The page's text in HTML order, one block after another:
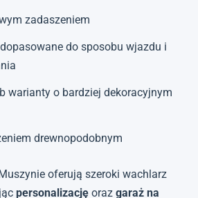
zadaszeniem
do sposobu wjazdu i
warianty o bardziej dekoracyjnym
drewnopodobnym
oferują szeroki wachlarz
personalizację oraz garaż na